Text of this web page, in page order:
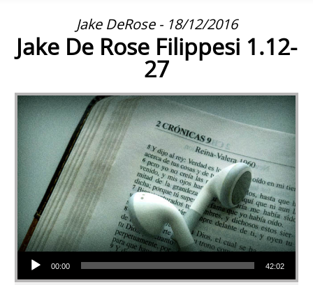
Jake DeRose - 18/12/2016
Jake De Rose Filippesi 1.12-
27
Audio Player
00:00 42:02